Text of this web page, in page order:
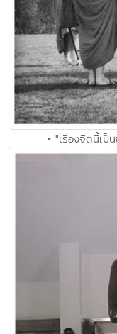
• "เรื่องจิตนี้เ